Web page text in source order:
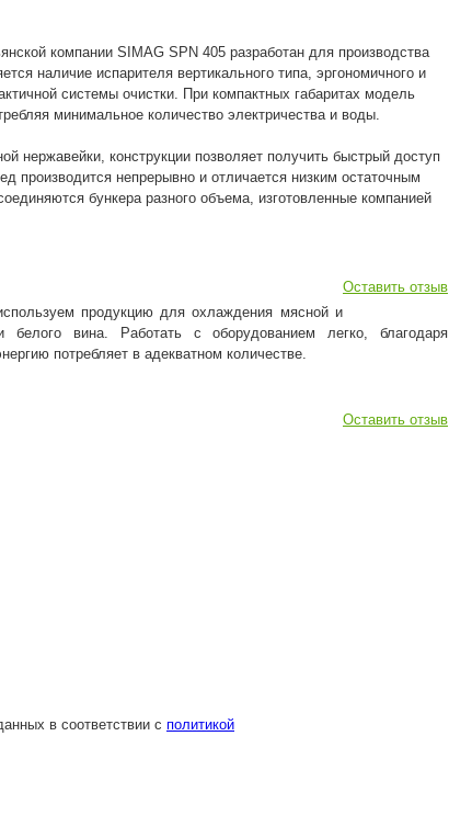
компании SIMAG SPN 405 разработан для производства
наличие испарителя вертикального типа, эргономичного и
системы очистки. При компактных габаритах модель
минимальное количество электричества и воды.
нержавейки, конструкции позволяет получить быстрый доступ
производится непрерывно и отличается низким остаточным
бункера разного объема, изготовленные компанией
Оставить отзыв
продукцию для охлаждения мясной и
вина. Работать с оборудованием легко, благодаря
потребляет в адекватном количестве.
Оставить отзыв
в соответствии с политикой